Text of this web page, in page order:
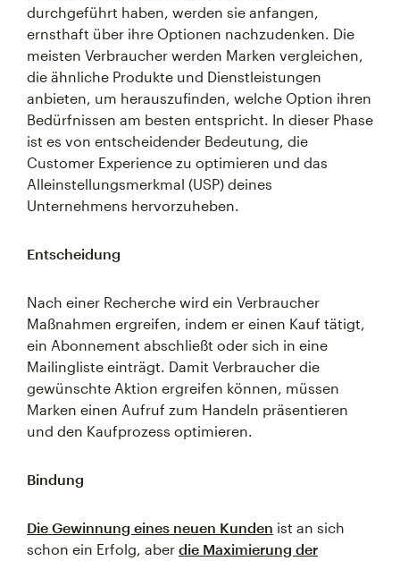
durchgeführt haben, werden sie anfangen,
ernsthaft über ihre Optionen nachzudenken. Die
meisten Verbraucher werden Marken vergleichen,
die ähnliche Produkte und Dienstleistungen
anbieten, um herauszufinden, welche Option ihren
Bedürfnissen am besten entspricht. In dieser Phase
ist es von entscheidender Bedeutung, die
Customer Experience zu optimieren und das
Alleinstellungsmerkmal (USP) deines
Unternehmens hervorzuheben.
Entscheidung
Nach einer Recherche wird ein Verbraucher
Maßnahmen ergreifen, indem er einen Kauf tätigt,
ein Abonnement abschließt oder sich in eine
Mailingliste einträgt. Damit Verbraucher die
gewünschte Aktion ergreifen können, müssen
Marken einen Aufruf zum Handeln präsentieren
und den Kaufprozess optimieren.
Bindung
Die Gewinnung eines neuen Kunden ist an sich
schon ein Erfolg, aber die Maximierung der